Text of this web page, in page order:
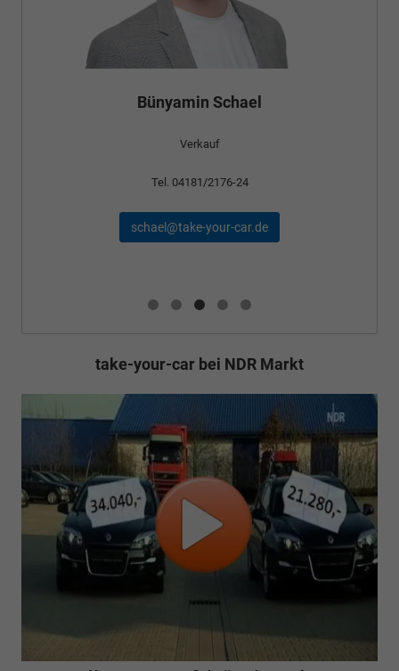
Bünyamin Schael
Verkauf
Tel. 04181/2176-24
schael@take-your-car.de
take-your-car bei NDR Markt